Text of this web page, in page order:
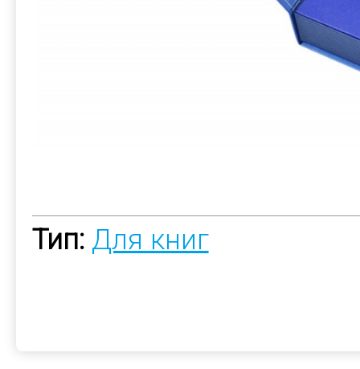
Тип: Для книг